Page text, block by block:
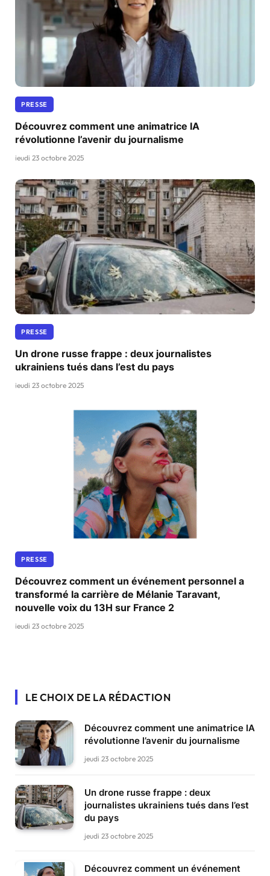
PRESSE
Découvrez comment une animatrice IA
révolutionne l’avenir du journalisme
jeudi 23 octobre 2025
PRESSE
Un drone russe frappe : deux journalistes
ukrainiens tués dans l’est du pays
jeudi 23 octobre 2025
PRESSE
Découvrez comment un événement personnel a
transformé la carrière de Mélanie Taravant,
nouvelle voix du 13H sur France 2
jeudi 23 octobre 2025
LE CHOIX DE LA RÉDACTION
Découvrez comment une animatrice IA
révolutionne l’avenir du journalisme
jeudi 23 octobre 2025
Un drone russe frappe : deux
journalistes ukrainiens tués dans l’est
du pays
jeudi 23 octobre 2025
Découvrez comment un événement